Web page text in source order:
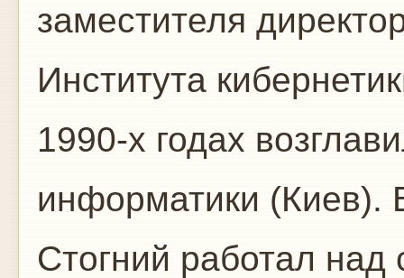
заместителя
Института
1990-х годах
информатики (Киев).
Стогний работал над